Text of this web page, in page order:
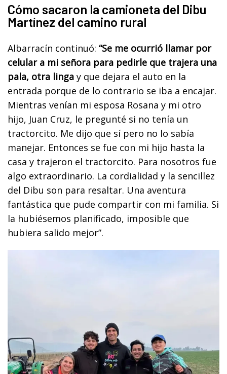
Cómo sacaron la camioneta del Dibu
Martínez del camino rural
Albarracín continuó: “Se me ocurrió llamar por
celular a mi señora para pedirle que trajera una
pala, otra linga y que dejara el auto en la
entrada porque de lo contrario se iba a encajar.
Mientras venían mi esposa Rosana y mi otro
hijo, Juan Cruz, le pregunté si no tenía un
tractorcito. Me dijo que sí pero no lo sabía
manejar. Entonces se fue con mi hijo hasta la
casa y trajeron el tractorcito. Para nosotros fue
algo extraordinario. La cordialidad y la sencillez
del Dibu son para resaltar. Una aventura
fantástica que pude compartir con mi familia. Si
la hubiésemos planificado, imposible que
hubiera salido mejor”.